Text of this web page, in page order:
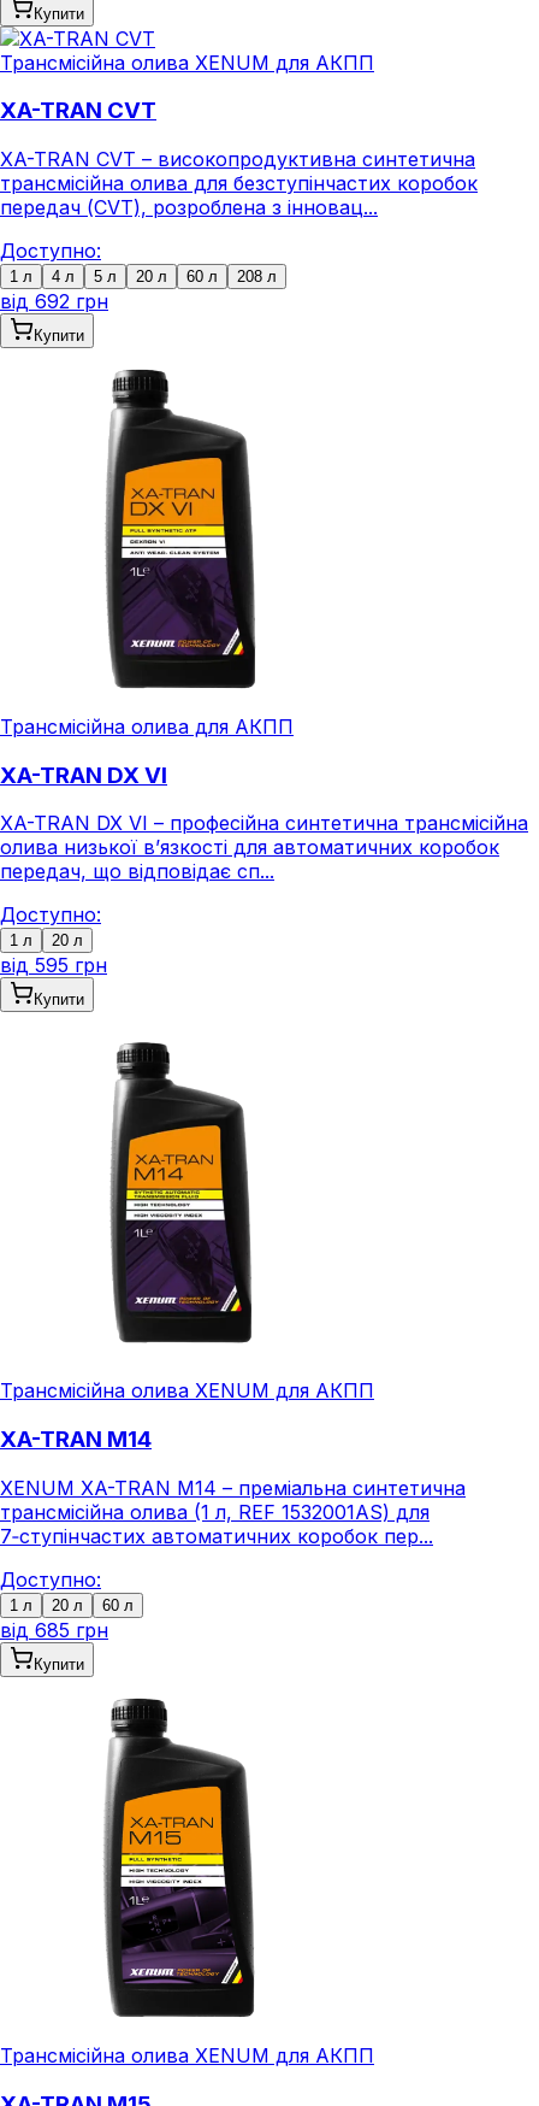
Купити
Трансмісійна олива XENUM для АКПП
XA-TRAN CVT
XA-TRAN CVT – високопродуктивна синтетична
трансмісійна олива для безступінчастих коробок
передач (CVT), розроблена з інновац...
Доступно:
1 л 4 л 5 л 20 л 60 л 208 л
від 692 грн
Купити
Трансмісійна олива для АКПП
XA-TRAN DX VI
XA-TRAN DX VI – професійна синтетична трансмісійна
олива низької в’язкості для автоматичних коробок
передач, що відповідає сп...
Доступно:
1 л 20 л
від 595 грн
Купити
Трансмісійна олива XENUM для АКПП
XA-TRAN M14
XENUM XA-TRAN M14 – преміальна синтетична
трансмісійна олива (1 л, REF 1532001AS) для
7‑ступінчастих автоматичних коробок пер...
Доступно:
1 л 20 л 60 л
від 685 грн
Купити
Трансмісійна олива XENUM для АКПП